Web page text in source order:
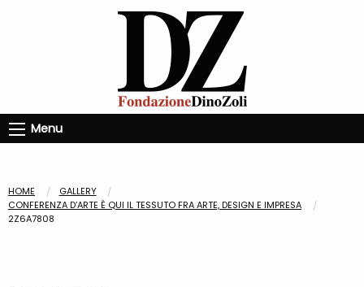
Menu
HOME
GALLERY
CONFERENZA D’ARTE È QUI IL TESSUTO FRA ARTE, DESIGN E IMPRESA
2Z6A7808